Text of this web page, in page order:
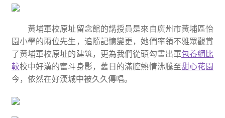
黃埔軍校原址留念館的講授員是來自廣州市黃埔區怡
園小學的兩位先生，追隨記憶變更，她們率領不雅眾觀賞
了黃埔軍校原址的建筑，更為我們從頭勾畫出軍包養網比
較校中好漢的奮斗身影，舊日的滿腔熱情沸騰至甜心花園
今，依然在好漢城中被久久傳唱。